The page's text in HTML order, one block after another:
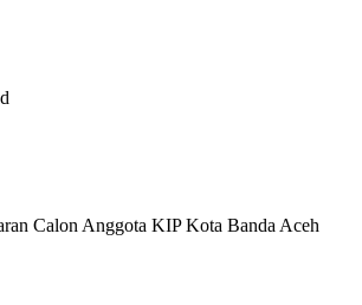
Calon Anggota KIP Kota Banda Aceh